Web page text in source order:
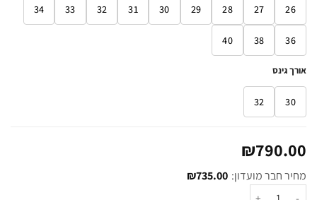
26
27
28
29
30
31
32
33
34
36
38
40
אורך גינס
30
32
₪790.00
מחיר חבר מועדון: ₪735.00